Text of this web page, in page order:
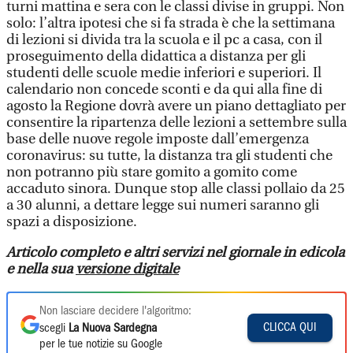
turni mattina e sera con le classi divise in gruppi. Non
solo: l’altra ipotesi che si fa strada è che la settimana
di lezioni si divida tra la scuola e il pc a casa, con il
proseguimento della didattica a distanza per gli
studenti delle scuole medie inferiori e superiori. Il
calendario non concede sconti e da qui alla fine di
agosto la Regione dovrà avere un piano dettagliato per
consentire la ripartenza delle lezioni a settembre sulla
base delle nuove regole imposte dall’emergenza
coronavirus: su tutte, la distanza tra gli studenti che
non potranno più stare gomito a gomito come
accaduto sinora. Dunque stop alle classi pollaio da 25
a 30 alunni, a dettare legge sui numeri saranno gli
spazi a disposizione.
Articolo completo e altri servizi nel giornale in edicola
e nella suaversione digitale
Non lasciare decidere l'algoritmo:
scegli La Nuova Sardegna
per le tue notizie su Google
CLICCA QUI